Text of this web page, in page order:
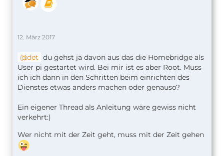
12. März 2017
det du gehst ja davon aus das die Homebridge als
User pi gestartet wird. Bei mir ist es aber Root. Muss
ich ich dann in den Schritten beim einrichten des
Dienstes etwas anders machen oder genauso?
Ein eigener Thread als Anleitung wäre gewiss nicht
verkehrt:)
Wer nicht mit der Zeit geht, muss mit der Zeit gehen